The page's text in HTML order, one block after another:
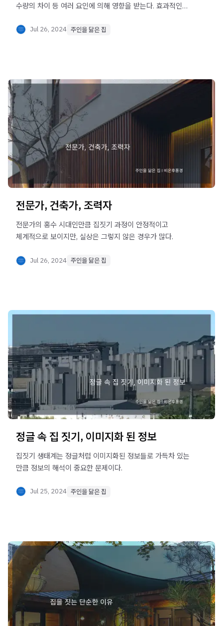
수량의 차이 등 여러 요인에 의해 영향을 받는다. 효과적인
산출하는 것이 중요하다.
Jul 26, 2024 주인을 닮은 집
전문가, 건축가, 조력자
전문가의 홍수 시대인만큼 집짓기 과정이 안정적이고
체계적으로 보이지만, 실상은 그렇지 않은 경우가 많다.
Jul 26, 2024 주인을 닮은 집
정글 속 집 짓기, 이미지화 된 정보
집짓기 생태계는 정글처럼 이미지화된 정보들로 가득차 있는
만큼 정보의 해석이 중요한 문제이다.
Jul 25, 2024 주인을 닮은 집